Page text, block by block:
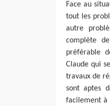
Face au
tout les
autre
complète
préférable
Claude qui
travaux de
sont aptes
facilement à